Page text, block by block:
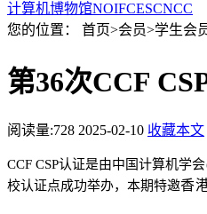
计算机博物馆NOIFCESCNCC
您的位置： 首页>会员>学生会
第36次CCF
阅读量:728 2025-02-10 收藏本文
CCF CSP认证是由中国计算机学会
校认证点成功举办，本期特邀香